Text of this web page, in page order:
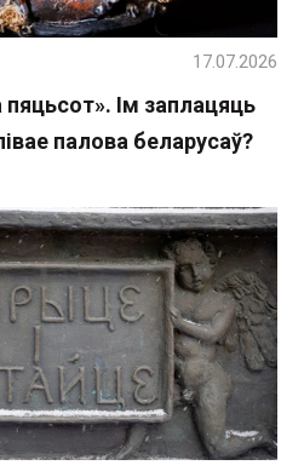
пяцьсот». Ім заплацяць
палова беларусаў?
17.07.2026